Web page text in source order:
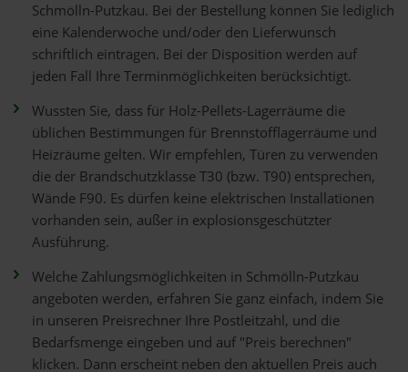
Schmölln-Putzkau. Bei der Bestellung können Sie lediglich
eine Kalenderwoche und/oder den Lieferwunsch
schriftlich eintragen. Bei der Disposition werden auf
jeden Fall Ihre Terminmöglichkeiten berücksichtigt.
Wussten Sie, dass für Holz-Pellets-Lagerräume die
üblichen Bestimmungen für Brennstofflagerräume und
Heizräume gelten. Wir empfehlen, Türen zu verwenden
die der Brandschutzklasse T30 (bzw. T90) entsprechen,
Wände F90. Es dürfen keine elektrischen Installationen
vorhanden sein, außer in explosionsgeschützter
Ausführung.
Welche Zahlungsmöglichkeiten in Schmölln-Putzkau
angeboten werden, erfahren Sie ganz einfach, indem Sie
in unseren Preisrechner Ihre Postleitzahl, und die
Bedarfsmenge eingeben und auf "Preis berechnen"
klicken. Dann erscheint neben den aktuellen Preis auch